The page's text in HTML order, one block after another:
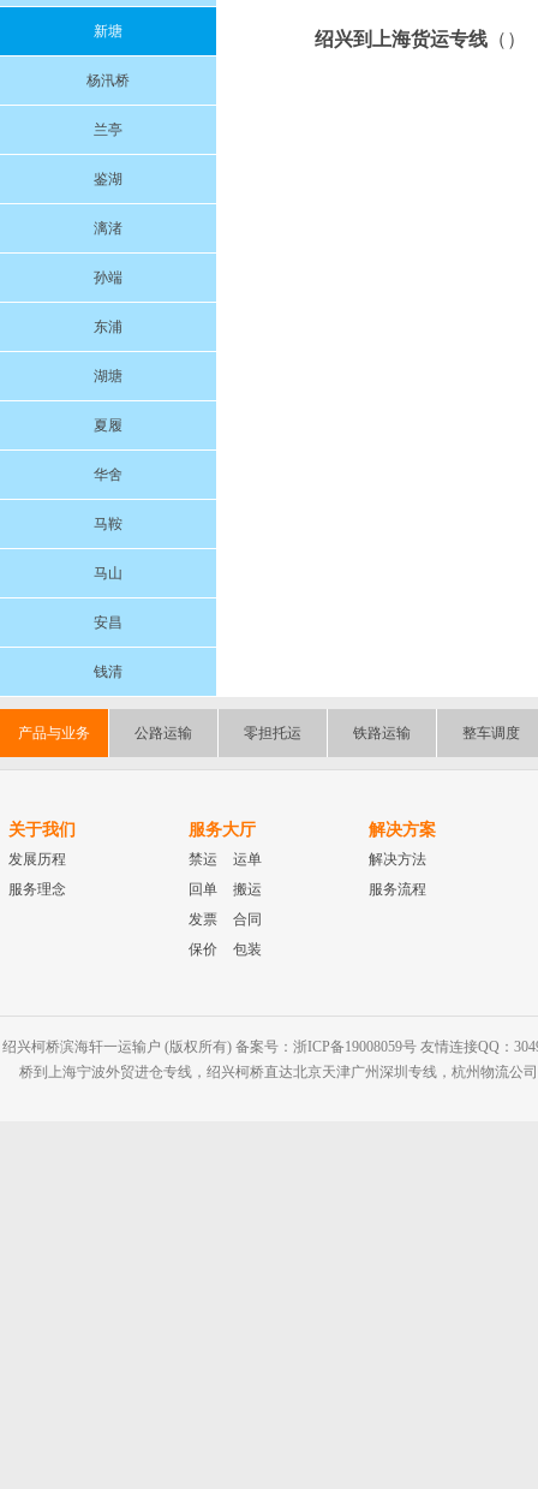
新塘
杨汛桥
兰亭
鉴湖
漓渚
孙端
东浦
湖塘
夏履
华舍
马鞍
马山
安昌
钱清
绍兴到上海货运专线 （）
产品与业务 公路运输 零担托运 铁路运输 整车调度
关于我们
发展历程
服务理念
服务大厅
禁运
运单
回单
搬运
发票
合同
保价
包装
解决方案
解决方法
服务流程
绍兴柯桥滨海轩一运输户 (版权所有) 备案号：浙ICP备19008059号 友情连接QQ：
桥到上海宁波外贸进仓专线，绍兴柯桥直达北京天津广州深圳专线，杭州物流公